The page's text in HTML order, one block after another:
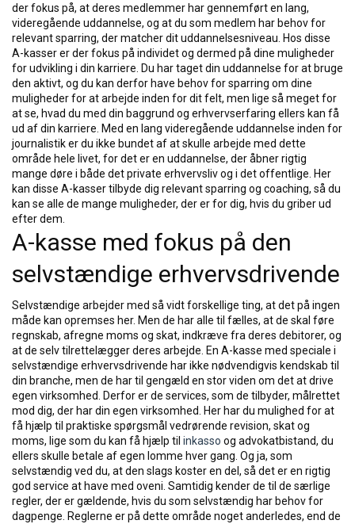
der fokus på, at deres medlemmer har gennemført en lang,
videregående uddannelse, og at du som medlem har behov for
relevant sparring, der matcher dit uddannelsesniveau. Hos disse
A-kasser er der fokus på individet og dermed på dine muligheder
for udvikling i din karriere. Du har taget din uddannelse for at bruge
den aktivt, og du kan derfor have behov for sparring om dine
muligheder for at arbejde inden for dit felt, men lige så meget for
at se, hvad du med din baggrund og erhvervserfaring ellers kan få
ud af din karriere. Med en lang videregående uddannelse inden for
journalistik er du ikke bundet af at skulle arbejde med dette
område hele livet, for det er en uddannelse, der åbner rigtig
mange døre i både det private erhvervsliv og i det offentlige. Her
kan disse A-kasser tilbyde dig relevant sparring og coaching, så du
kan se alle de mange muligheder, der er for dig, hvis du griber ud
efter dem.
A-kasse med fokus på den
selvstændige erhvervsdrivende
Selvstændige arbejder med så vidt forskellige ting, at det på ingen
måde kan opremses her. Men de har alle til fælles, at de skal føre
regnskab, afregne moms og skat, indkræve fra deres debitorer, og
at de selv tilrettelægger deres arbejde. En A-kasse med speciale i
selvstændige erhvervsdrivende har ikke nødvendigvis kendskab til
din branche, men de har til gengæld en stor viden om det at drive
egen virksomhed. Derfor er de services, som de tilbyder, målrettet
mod dig, der har din egen virksomhed. Her har du mulighed for at
få hjælp til praktiske spørgsmål vedrørende revision, skat og
moms, lige som du kan få hjælp til inkasso og advokatbistand, du
ellers skulle betale af egen lomme hver gang. Og ja, som
selvstændig ved du, at den slags koster en del, så det er en rigtig
god service at have med oveni. Samtidig kender de til de særlige
regler, der er gældende, hvis du som selvstændig har behov for
dagpenge. Reglerne er på dette område noget anderledes, end de